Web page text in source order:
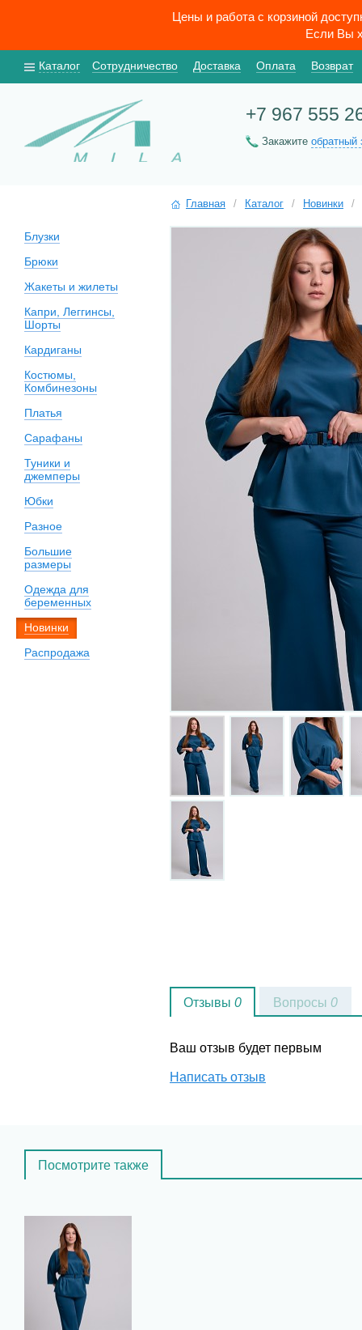
Цены и работа с корзиной
Если Вы
Каталог Сотрудничество Доставка Оплата Возврат
+7 967 555
Закажите обратный
Блузки
Брюки
Жакеты и жилеты
Капри, Леггинсы,
Шорты
Кардиганы
Костюмы,
Комбинезоны
Платья
Сарафаны
Туники и
джемперы
Юбки
Разное
Большие
размеры
Одежда для
беременных
Новинки
Распродажа
Главная / Каталог / Новинки /
Отзывы 0
Ваш отзыв будет первым
Написать отзыв
Вопросы 0
Посмотрите также